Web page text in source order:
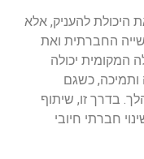
היכולת להעניק, אלא
החברתית ואת
המקומית יכולה
ותמיכה, כשגם
בדרך זו, שיתוף
חברתי חיובי